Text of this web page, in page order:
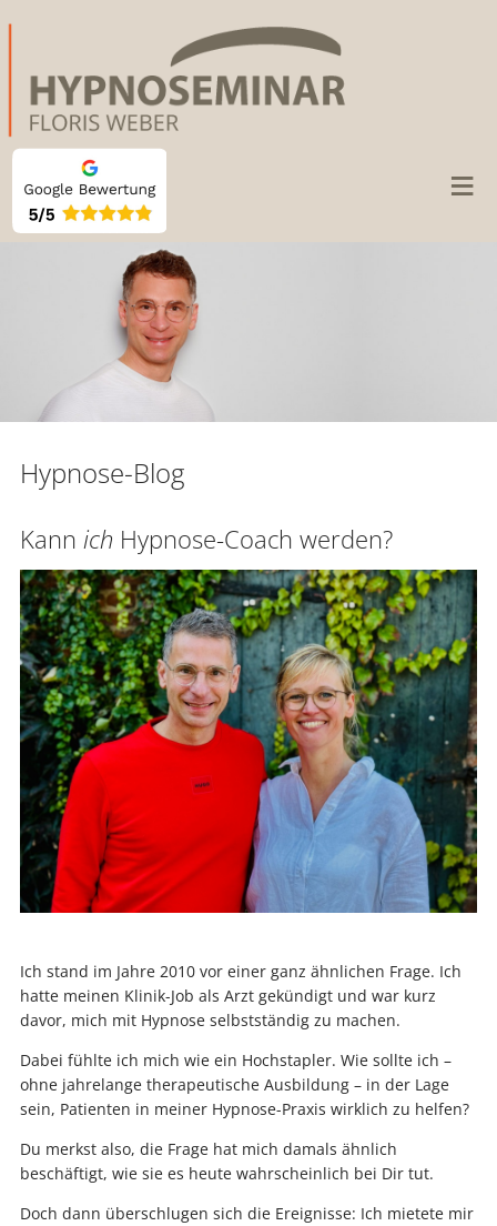
≡
Hypnose-Blog
Kann ich Hypnose-Coach werden?
Ich stand im Jahre 2010 vor einer ganz ähnlichen Frage. Ich
hatte meinen Klinik-Job als Arzt gekündigt und war kurz
davor, mich mit Hypnose selbstständig zu machen.
Dabei fühlte ich mich wie ein Hochstapler. Wie sollte ich –
ohne jahrelange therapeutische Ausbildung – in der Lage
sein, Patienten in meiner Hypnose-Praxis wirklich zu helfen?
Du merkst also, die Frage hat mich damals ähnlich
beschäftigt, wie sie es heute wahrscheinlich bei Dir tut.
Doch dann überschlugen sich die Ereignisse: Ich mietete mir